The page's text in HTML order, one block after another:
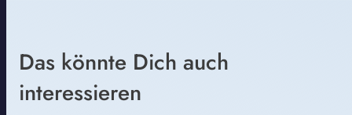
Das könnte Dich auch
interessieren